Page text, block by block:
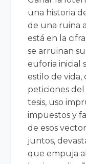
una historia
de una ruina
está en la
se arruinan
euforia inicial
estilo de vida,
peticiones
tesis, uso
impuestos y
de esos
juntos,
que empuja